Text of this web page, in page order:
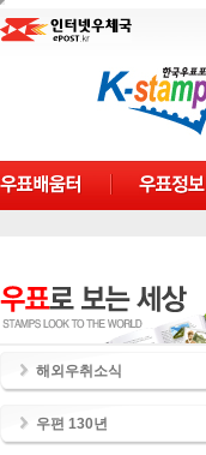
해외우취소식
우편 130년